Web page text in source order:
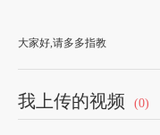
大家好,请多多指教
我上传的视频 (0)